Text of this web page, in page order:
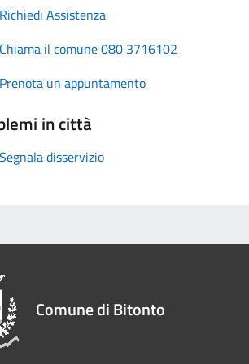
Richiedi Assistenza
Chiama il comune 080 3716102
Prenota un appuntamento
in città
Segnala disservizio
Comune di Bitonto